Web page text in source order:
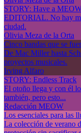
STORY: Have a
EDITORIAL. No hay
ciudad.
Olivia Meza de la Orta
Cinco bandas que se
De Mac Miller hasta
proyectos musicales.
Irving Alfaro
STORY: Endless Track
El otoño llega y con él
también, pero esto...
Redacción MEOW
Los esenciales para las
La colección de verano